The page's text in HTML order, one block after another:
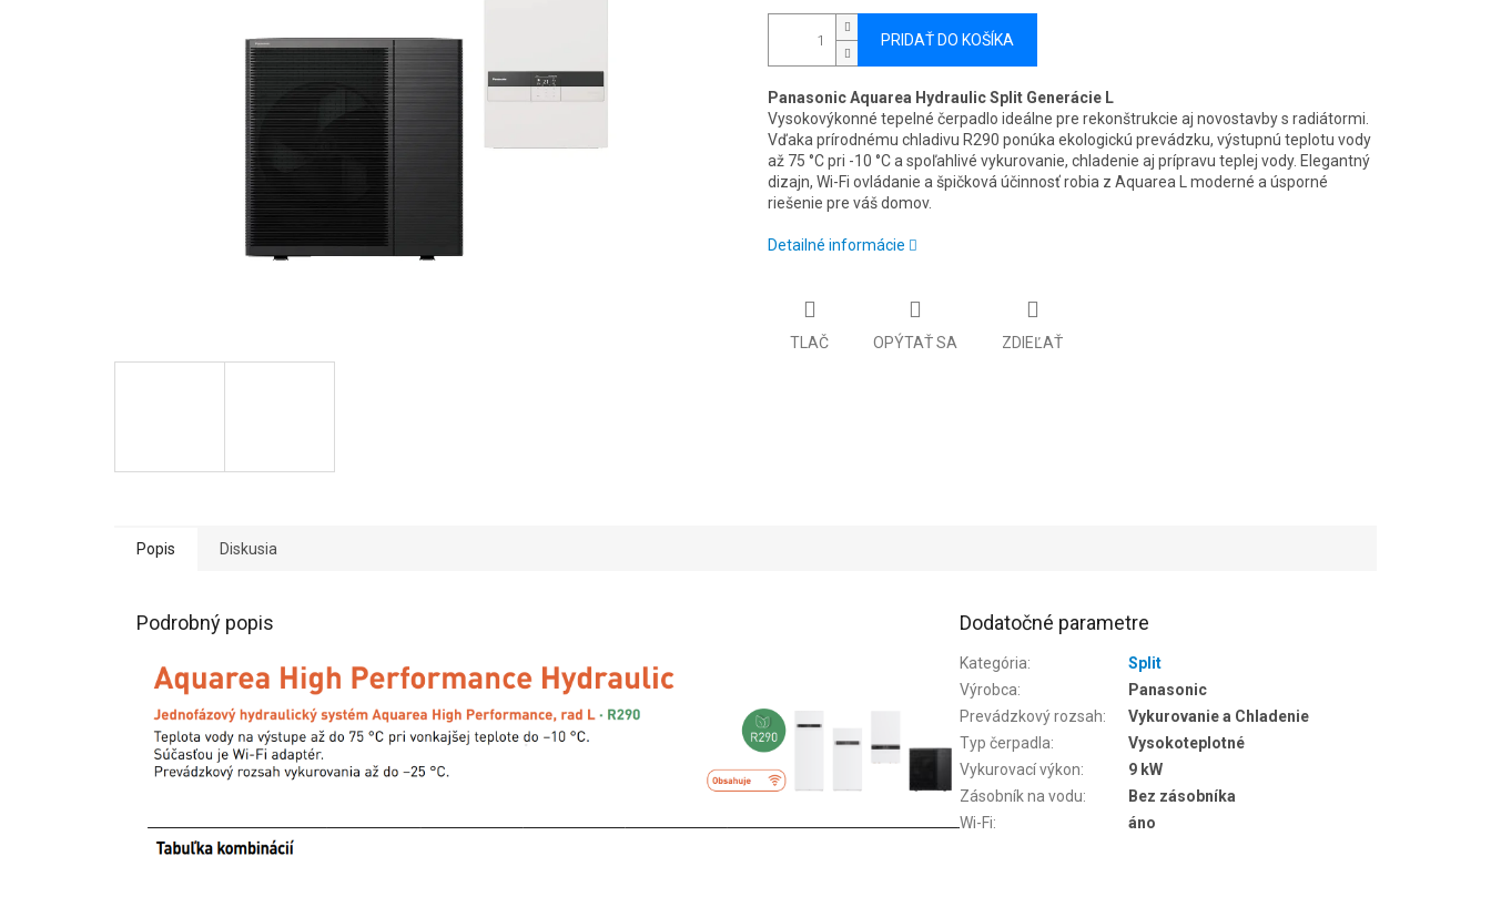
PRIDAŤ DO KOŠÍKA
Panasonic Aquarea Hydraulic Split Generácie L
Vysokovýkonné tepelné čerpadlo ideálne pre rekonštrukcie aj novostavby s radiátormi.
Vďaka prírodnému chladivu R290 ponúka ekologickú prevádzku, výstupnú teplotu vody
až 75 °C pri -10 °C a spoľahlivé vykurovanie, chladenie aj prípravu teplej vody. Elegantný
dizajn, Wi-Fi ovládanie a špičková účinnosť robia z Aquarea L moderné a úsporné
riešenie pre váš domov.
Detailné informácie
TLAČ OPÝTAŤ SA ZDIEĽAŤ
Popis Diskusia
Podrobný popis Dodatočné parametre
Kategória:
Split
Výrobca:
Panasonic
Prevádzkový rozsah:
Vykurovanie a Chladenie
Typ čerpadla:
Vysokoteplotné
Vykurovací výkon:
9 kW
Zásobník na vodu:
Bez zásobníka
Wi-Fi: áno